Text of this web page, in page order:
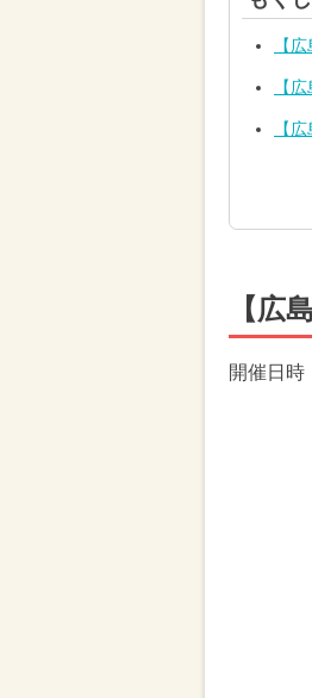
【
【
【
【広
開催日時